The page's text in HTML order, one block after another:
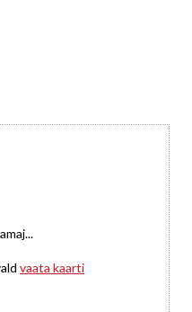
vaata kaarti